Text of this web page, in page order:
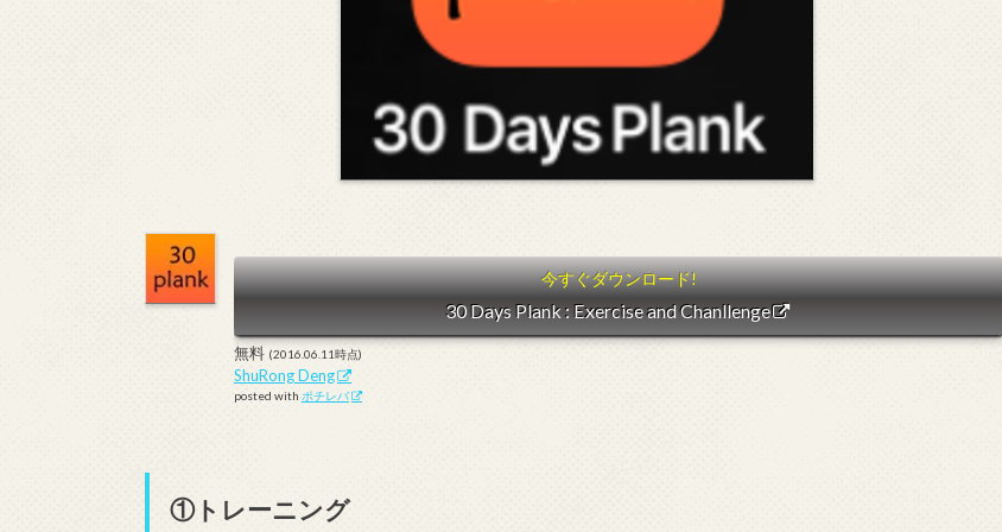
30 Days Plank : Exercise and Chanllenge
無料 (2016.06.11時点)
ShuRong Deng
posted with ポチレバ
①トレーニング